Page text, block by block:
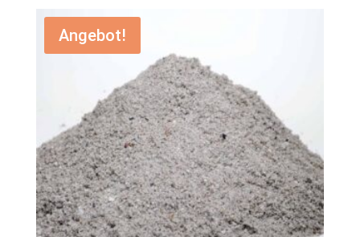
Angebot!